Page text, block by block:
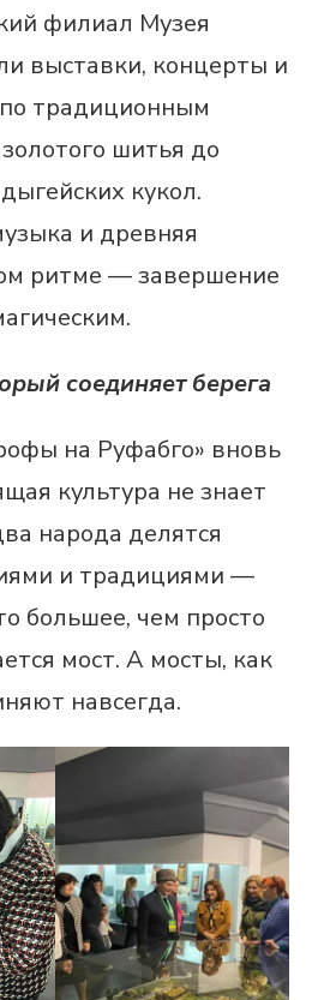
филиал Музея
выставки, концерты и
традиционным
шитья до
кукол.
и древняя
ритме — завершение
соединяет берега
на Руфабго» вновь
культура не знает
народа делятся
и традициями —
большее, чем просто
мост. А мосты, как
навсегда.